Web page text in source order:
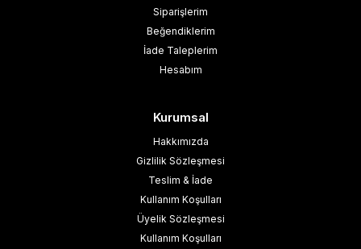
Siparişlerim
Beğendiklerim
İade Taleplerim
Hesabım
Kurumsal
Hakkımızda
Gizlilik Sözleşmesi
Teslim & İade
Kullanım Koşulları
Üyelik Sözleşmesi
Kullanım Koşulları